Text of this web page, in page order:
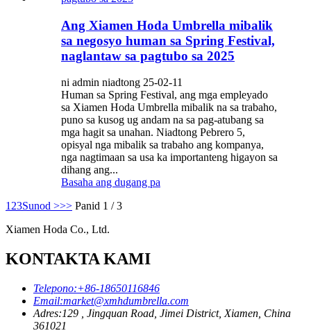
Ang Xiamen Hoda Umbrella mibalik
sa negosyo human sa Spring Festival,
naglantaw sa pagtubo sa 2025
ni admin niadtong 25-02-11
Human sa Spring Festival, ang mga empleyado
sa Xiamen Hoda Umbrella mibalik na sa trabaho,
puno sa kusog ug andam na sa pag-atubang sa
mga hagit sa unahan. Niadtong Pebrero 5,
opisyal nga mibalik sa trabaho ang kompanya,
nga nagtimaan sa usa ka importanteng higayon sa
dihang ang...
Basaha ang dugang pa
1 23Sunod >>> Panid 1 / 3
Xiamen Hoda Co., Ltd.
KONTAKTA KAMI
Telepono:+86-18650116846
Email:market@xmhdumbrella.com
Adres:129 , Jingquan Road, Jimei District, Xiamen, China
361021